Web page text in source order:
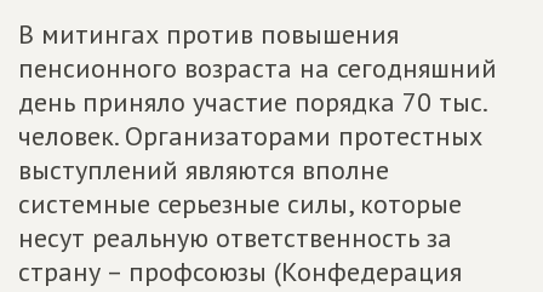
В митингах против повышения
пенсионного возраста на сегодняшний
день приняло участие порядка 70 тыс.
человек. Организаторами протестных
выступлений являются вполне
системные серьезные силы, которые
несут реальную ответственность за
страну – профсоюзы (Конфедерация